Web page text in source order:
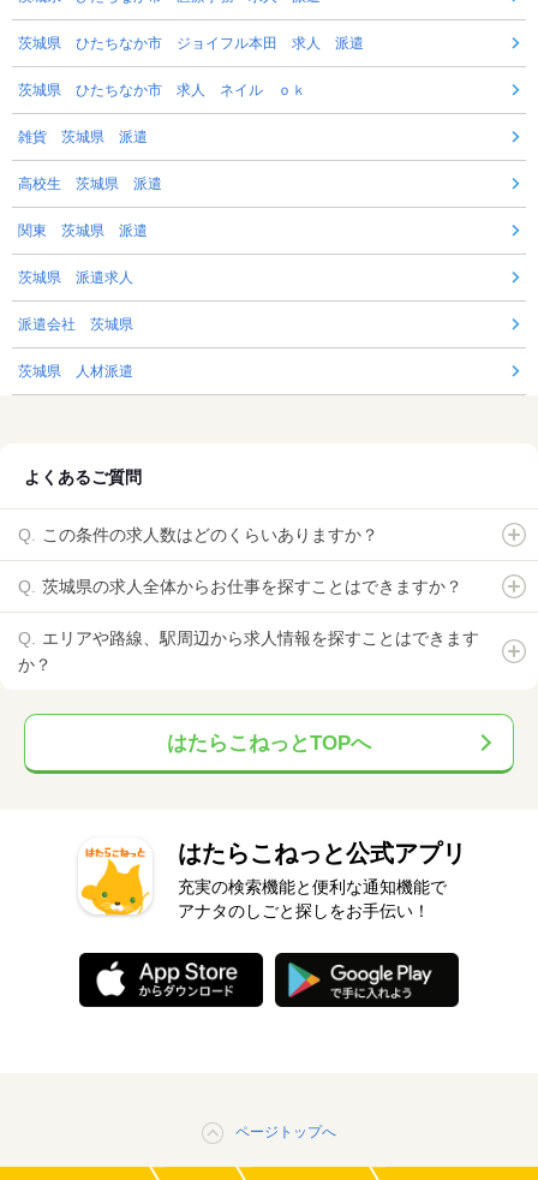
茨城県 ひたちなか市 ジョイフル本田 求人 派遣
茨城県 ひたちなか市 求人 ネイル ｏｋ
雑貨 茨城県 派遣
高校生 茨城県 派遣
関東 茨城県 派遣
茨城県 派遣求人
派遣会社 茨城県
茨城県 人材派遣
よくあるご質問
この条件の求人数はどのくらいありますか？
茨城県の求人全体からお仕事を探すことはできますか？
エリアや路線、駅周辺から求人情報を探すことはできます
か？
はたらこねっとTOPへ
はたらこねっと公式アプリ
充実の検索機能と便利な通知機能で
アナタのしごと探しをお手伝い！
ページトップへ